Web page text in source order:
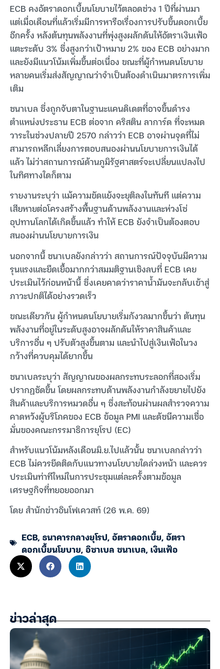
ECB คงอัตราดอกเบี้ยนโยบายไว้ตลอดช่วง 1 ปีที่ผ่านมา
แต่เมื่อเดือนที่แล้วเริ่มมีการหารือเรื่องการปรับขึ้นดอกเบี้ย
อีกครั้ง หลังต้นทุนพลังงานที่พุ่งสูงผลักดันให้อัตราเงินเฟ้อ
แตะระดับ 3% ซึ่งสูงกว่าเป้าหมาย 2% ของ ECB อย่างมาก
และยังมีแนวโน้มเพิ่มขึ้นต่อเนื่อง ขณะที่ผู้กำหนดนโยบาย
หลายคนเริ่มส่งสัญญาณว่าจำเป็นต้องดำเนินมาตรการเพิ่ม
เติม
ชนาเบล ซึ่งถูกจับตาในฐานะแคนดิเดตที่อาจขึ้นดำรง
ตำแหน่งประธาน ECB ต่อจาก คริสติน ลาการ์ด ที่จะหมด
วาระในช่วงปลายปี 2570 กล่าวว่า ECB อาจผ่านจุดที่ไม่
สามารถหลีกเลี่ยงการตอบสนองผ่านนโยบายการเงินได้
แล้ว ไม่ว่าสถานการณ์ด้านภูมิรัฐศาสตร์จะเปลี่ยนแปลงไป
ในทิศทางใดก็ตาม
รายงานระบุว่า แม้ความขัดแย้งจะยุติลงในทันที แต่ความ
เสียหายต่อโครงสร้างพื้นฐานด้านพลังงานและห่วงโซ่
อุปทานโลกได้เกิดขึ้นแล้ว ทำให้ ECB ยังจำเป็นต้องตอบ
สนองผ่านนโยบายการเงิน
นอกจากนี้ ชนาเบลยังกล่าวว่า สถานการณ์ปัจจุบันมีความ
รุนแรงและยืดเยื้อมากกว่าสมมติฐานเชิงลบที่ ECB เคย
ประเมินไว้ก่อนหน้านี้ ซึ่งเคยคาดว่าราคาน้ำมันจะกลับเข้าสู่
ภาวะปกติได้อย่างรวดเร็ว
ขณะเดียวกัน ผู้กำหนดนโยบายเริ่มกังวลมากขึ้นว่า ต้นทุน
พลังงานที่อยู่ในระดับสูงอาจผลักดันให้ราคาสินค้าและ
บริการอื่น ๆ ปรับตัวสูงขึ้นตาม และนำไปสู่เงินเฟ้อในวง
กว้างที่ควบคุมได้ยากขึ้น
ชนาเบลระบุว่า สัญญาณของผลกระทบระลอกที่สองเริ่ม
ปรากฏชัดขึ้น โดยผลกระทบด้านพลังงานกำลังขยายไปยัง
สินค้าและบริการหมวดอื่น ๆ ซึ่งสะท้อนผ่านผลสำรวจความ
คาดหวังผู้บริโภคของ ECB ข้อมูล PMI และดัชนีความเชื่อ
มั่นของคณะกรรมาธิการยุโรป (EC)
สำหรับแนวโน้มหลังเดือนมิ.ย.ไปแล้วนั้น ชนาเบลกล่าวว่า
ECB ไม่ควรยึดติดกับแนวทางนโยบายใดล่วงหน้า และควร
ประเมินท่าทีใหม่ในการประชุมแต่ละครั้งตามข้อมูล
เศรษฐกิจที่ทยอยออกมา
โดย สำนักข่าวอินโฟเควสท์ (26 พ.ค. 69)
ECB,ธนาคารกลางยุโรป,อัตราดอกเบี้ย,อัตรา
ดอกเบี้ยนโยบาย,อิซาเบล ชนาเบล, เงินเฟ้อ
ข่าวล่าสุด